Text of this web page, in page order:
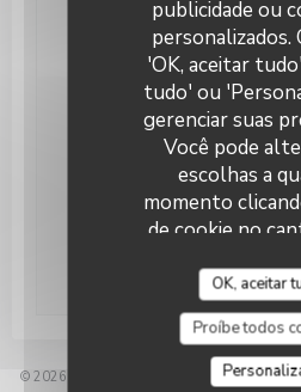
publicidade ou
personalizados.
'OK, aceitar
tudo' ou
gerenciar suas
Você pode
escolhas a
momento
de cookie no
OK, aceitar
Proíbe todos
Mantenha-se
Subscrever a nossa
comunicações personalizadas e
correio eletrónico da
© 2026 RESTAURANT O'CHTIB —